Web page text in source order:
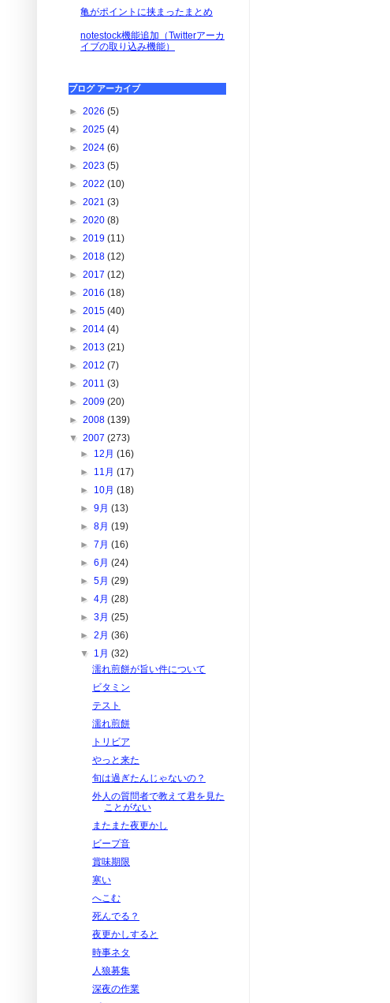
亀がポイントに挟まったまとめ
notestock機能追加（Twitterアーカ
イブの取り込み機能）
ブログ アーカイブ
► 2026 (5)
► 2025 (4)
► 2024 (6)
► 2023 (5)
► 2022 (10)
► 2021 (3)
► 2020 (8)
► 2019 (11)
► 2018 (12)
► 2017 (12)
► 2016 (18)
► 2015 (40)
► 2014 (4)
► 2013 (21)
► 2012 (7)
► 2011 (3)
► 2009 (20)
► 2008 (139)
▼ 2007 (273)
► 12月(16)
► 11月(17)
► 10月(18)
►9月(13)
►8月(19)
►7月(16)
►6月(24)
►5月(29)
►4月(28)
►3月(25)
►2月(36)
▼ 1月(32)
濡れ煎餅が旨い件について
ビタミン
テスト
濡れ煎餅
トリビア
やっと来た
旬は過ぎたんじゃないの？
外人の質問者で教えて君を見た
ことがない
またまた夜更かし
ビープ音
賞味期限
寒い
へこむ
死んでる？
夜更かしすると
時事ネタ
人狼募集
深夜の作業